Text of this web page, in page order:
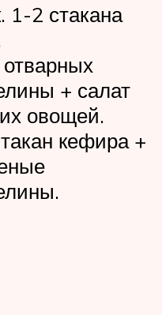
1-2 стакана
+ салат
овощей.
кефира +